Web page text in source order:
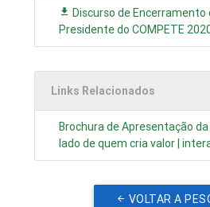
Discurso de Encerramento
Presidente do COMPETE
Links Relacionados
Brochura de Apresentação
lado de quem cria valor |
VOLTAR A